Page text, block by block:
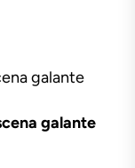
galante